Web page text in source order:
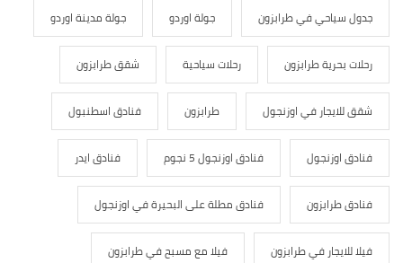
في طرابزون جولة اوردو جولة مدينة اوردو
طرابزون رحلات سياحية شقق طرابزون
في اوزنجول طرابزون فنادق اسطنبول
فنادق اوزنجول 5 نجوم فنادق ايدر
فنادق مطلة على البحيرة في اوزنجول
في طرابزون فيلا مع مسبح في طرابزون